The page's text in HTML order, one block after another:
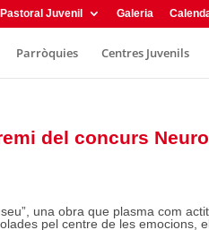
Pastoral Juvenil Galeria
Parròquies Centres Juvenils
del concurs
una obra que plasma com
pel centre de les emocions,